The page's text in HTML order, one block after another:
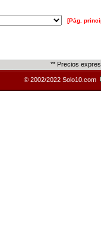
[Pág.
** Precios
© 2002/2022 Solo10.com